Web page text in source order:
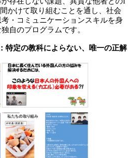
かけて取り組むことを通し、社会
・コミュニケーションスキルを身
自のプログラムです。
特定の教科によらない、唯一の正解